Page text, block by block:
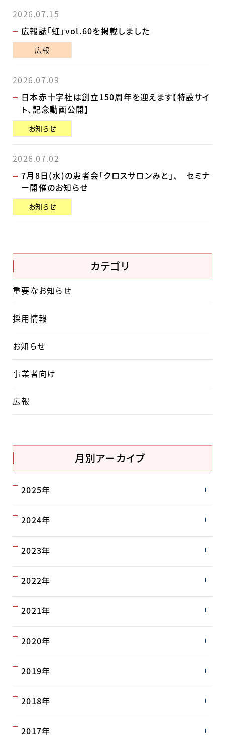
2026.07.15
広報誌「虹」vol.60を掲載しました
広報
2026.07.09
日本赤十字社は創立150周年を迎えます【特設サイ
ト、記念動画公開】
お知らせ
2026.07.02
7月8日(水)の患者会「クロスサロンみと」、 セミナ
ー開催のお知らせ
お知らせ
カテゴリ
重要なお知らせ
採用情報
お知らせ
事業者向け
広報
月別アーカイブ
2025年
2024年
2023年
2022年
2021年
2020年
2019年
2018年
2017年